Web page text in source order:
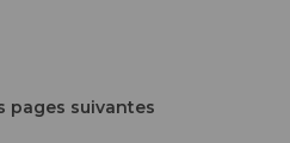
pages suivantes